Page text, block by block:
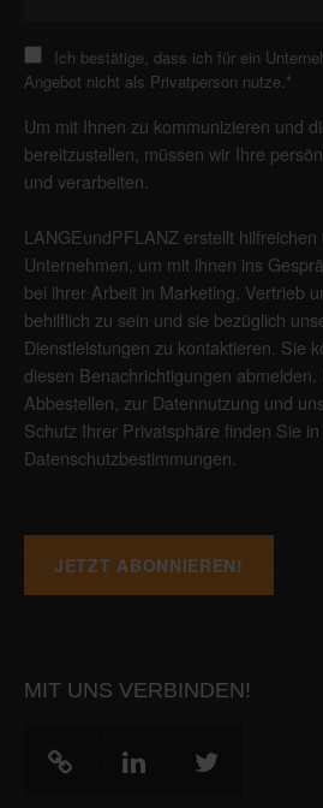
Ich bestätige, dass ich für ein
Angebot nicht als Privatperson nutze.*
Um mit Ihnen zu kommunizieren und
bereitzustellen, müssen wir Ihre
und verarbeiten.
LANGEundPFLANZ erstellt
Unternehmen, um mit ihnen ins
bei ihrer Arbeit in Marketing, Vertrieb
behilflich zu sein und sie bezüglich
Dienstleistungen zu kontaktieren. Sie
diesen Benachrichtigungen
Abbestellen, zur Datennutzung und
Schutz Ihrer Privatsphäre finden Sie
Datenschutzbestimmungen.
MIT UNS VERBINDEN!